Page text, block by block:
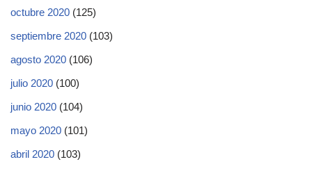
octubre 2020 (125)
septiembre 2020 (103)
agosto 2020 (106)
julio 2020 (100)
junio 2020 (104)
mayo 2020 (101)
abril 2020 (103)